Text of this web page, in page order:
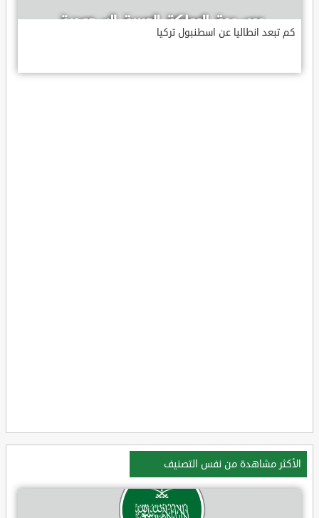
كم تبعد انطاليا عن اسطنبول تركيا
الأكثر مشاهدة من نفس التصنيف